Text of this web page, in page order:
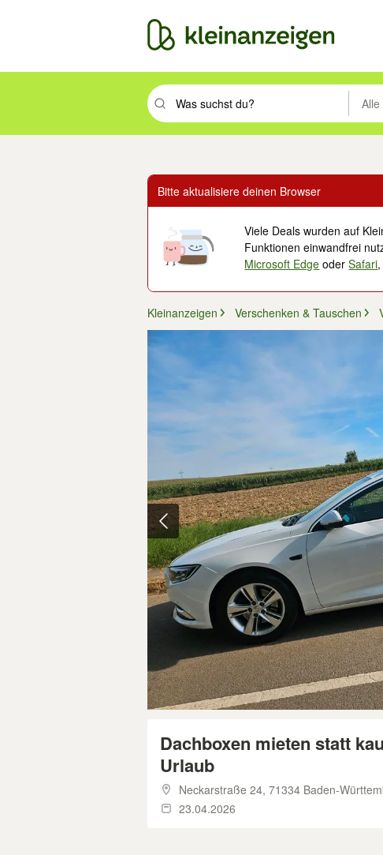
Suchbegriff eingeben. Eingabetaste drückenAlle
Bitte aktualisiere deinen Browser
Viele Deals wurden auf
Funktionen einwandfrei
Microsoft Edge oderSafari
Kleinanzeigen Verschenken & Tauschen
Dachboxen mieten statt
Urlaub
Neckarstraße 24, 71334 Baden-
23.04.2026